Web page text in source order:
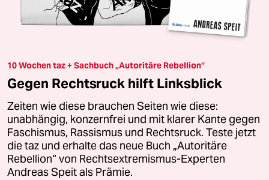
10 Wochen taz + Sachbuch „Autoritäre Rebellion“
Gegen Rechtsruck hilft Linksblick
Zeiten wie diese brauchen Seiten wie diese:
unabhängig, konzernfrei und mit klarer Kante gegen
Faschismus, Rassismus und Rechtsruck. Teste jetzt
die taz und erhalte das neue Buch „Autoritäre
Rebellion“ von Rechtsextremismus-Experten
Andreas Speit als Prämie.